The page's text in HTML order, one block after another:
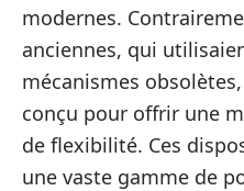
modernes.
anciennes, qui
mécanismes
conçu pour offrir une
de flexibilité. Ces
une vaste gamme de